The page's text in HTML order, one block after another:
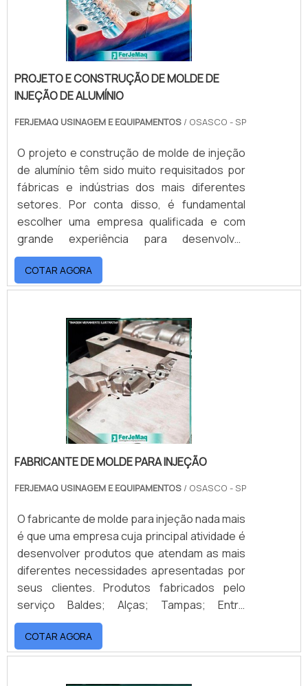
PROJETO E CONSTRUÇÃO DE MOLDE DE
INJEÇÃO DE ALUMÍNIO
FERJEMAQ USINAGEM E EQUIPAMENTOS / OSASCO - SP
O projeto e construção de molde de injeção
de alumínio têm sido muito requisitados por
fábricas e indústrias dos mais diferentes
setores. Por conta disso, é fundamental
escolher uma empresa qualificada e com
grande experiência para desenvolver
projetos inteligentes, que consigam
apresentar projetos de moldes de injeção
em alumínio de forma precisa, uma vez que
tamanho compatíveis com o produto
final.Por conta disso, é fundamental que o
projeto e constru.
COTAR AGORA
FABRICANTE DE MOLDE PARA INJEÇÃO
FERJEMAQ USINAGEM E EQUIPAMENTOS / OSASCO - SP
O fabricante de molde para injeção nada mais
é que uma empresa cuja principal atividade é
desenvolver produtos que atendam as mais
diferentes necessidades apresentadas por
seus clientes. Produtos fabricados pelo
serviço Baldes; Alças; Tampas; Entre
outras.São muitos os setores industriais que
necessitam de moldes para injeção.
Podemos utilizar como alguns exemplos, as
COTAR AGORA